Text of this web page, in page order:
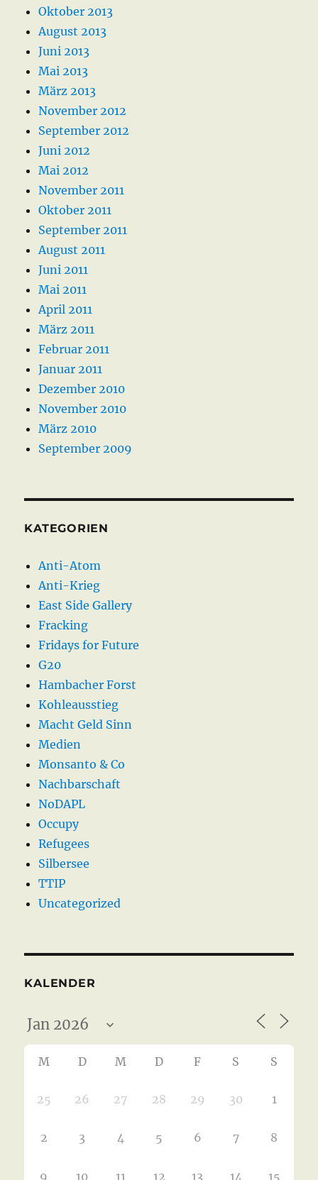
Oktober 2013
August 2013
Juni 2013
Mai 2013
März 2013
November 2012
September 2012
Juni 2012
Mai 2012
November 2011
Oktober 2011
September 2011
August 2011
Juni 2011
Mai 2011
April 2011
März 2011
Februar 2011
Januar 2011
Dezember 2010
November 2010
März 2010
September 2009
KATEGORIEN
Anti-Atom
Anti-Krieg
East Side Gallery
Fracking
Fridays for Future
G20
Hambacher Forst
Kohleausstieg
Macht Geld Sinn
Medien
Monsanto & Co
Nachbarschaft
NoDAPL
Occupy
Refugees
Silbersee
TTIP
Uncategorized
KALENDER
M D M D F S S
25 26 27 28 29 30 1
2 3 4 5 6 7 8
9 10 11 12 13 14 15